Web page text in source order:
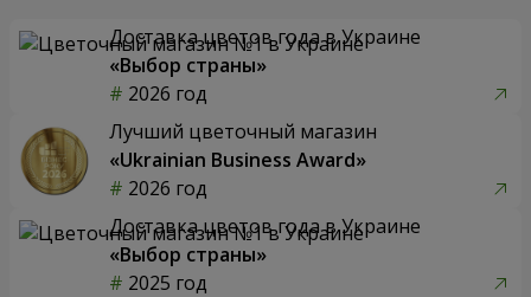
Доставка цветов года в Украине
«Выбор страны»
2026 год
Лучший цветочный магазин
«Ukrainian Business Award»
2026 год
Доставка цветов года в Украине
«Выбор страны»
2025 год